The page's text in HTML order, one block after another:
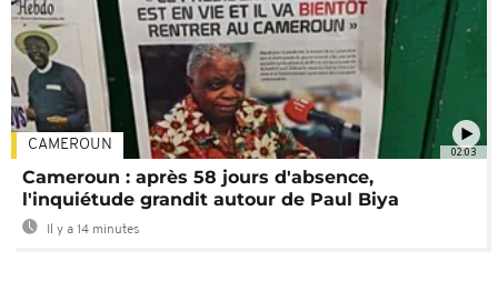
02:03
CAMEROUN
Cameroun : après 58 jours d'absence,
l'inquiétude grandit autour de Paul Biya
Il y a 14 minutes